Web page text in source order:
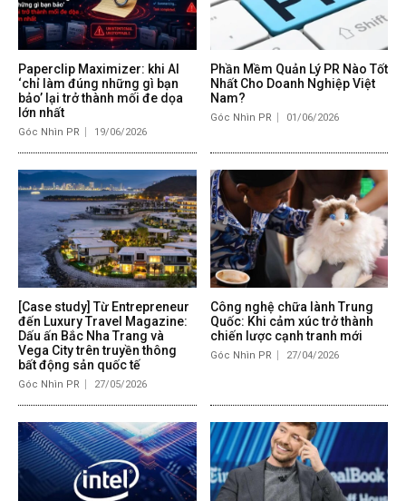
Paperclip Maximizer: khi AI
‘chỉ làm đúng những gì bạn
bảo’ lại trở thành mối đe dọa
lớn nhất
Góc Nhìn PR 19/06/2026
Phần Mềm Quản Lý PR Nào Tốt
Nhất Cho Doanh Nghiệp Việt
Nam?
Góc Nhìn PR 01/06/2026
[Case study] Từ Entrepreneur
đến Luxury Travel Magazine:
Dấu ấn Bắc Nha Trang và
Vega City trên truyền thông
bất động sản quốc tế
Góc Nhìn PR 27/05/2026
Công nghệ chữa lành Trung
Quốc: Khi cảm xúc trở thành
chiến lược cạnh tranh mới
Góc Nhìn PR 27/04/2026